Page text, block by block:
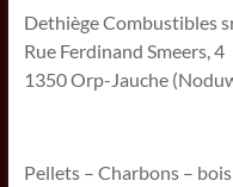
Dethiège Combustibles
Rue Ferdinand Smeers, 4
1350 Orp-Jauche
Pellets – Charbons –